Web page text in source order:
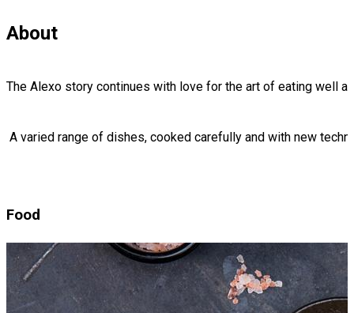
About
The Alexo story continues with love for the art of eating well
A varied range of dishes, cooked carefully and with new
Food